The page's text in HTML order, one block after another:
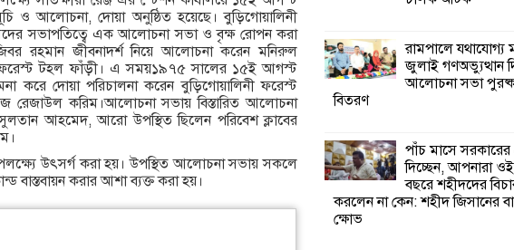
ও আলোচনা, দোয়া অনুষ্ঠিত হয়েছে। বুড়িগোয়ালিনী
সভাপতিত্বে এক আলোচনা সভা ও বৃক্ষ রোপন করা
রহমান জীবনাদর্শ নিয়ে আলোচনা করেন মনিরুল
ফরেস্ট টহল ফাঁড়ী। এ সময়১৯৭৫ সালের ১৫ই আগস্ট
করে দোয়া পরিচালনা করেন বুড়িগোয়ালিনী ফরেস্ট
রেজাউল করিম।আলোচনা সভায় বিস্তারিত আলোচনা
আহমেদ, আরো উপস্থিত ছিলেন পরিবেশ ক্লাবের
উৎসর্গ করা হয়। উপস্থিত আলোচনা সভায় সকলে
বাস্তবায়ন করার আশা ব্যক্ত করা হয়।
কালিগঞ্জে নিখোঁজ
মরদেহ অবশেষে
ইছামতী নদীতে
২নং ওয়ার্ডের
কর্মী সম্মেলন
শ্যামনগরে জলবায়ু
রামপালে যথাযোগ্য
জুলাই গণঅভ্যুত্থান
আলোচনা সভা
বিতরণ
পাঁচ মাসে
দিচ্ছেন, আপনারা
বছরে শহীদদের
করলেন না কেন: শহীদ জিসানের
ক্ষোভ